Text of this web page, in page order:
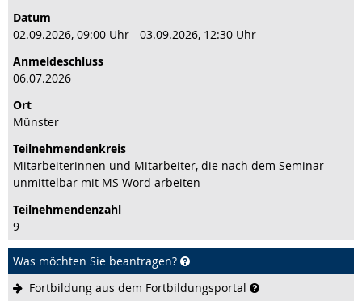
Datum
02.09.2026, 09:00 Uhr - 03.09.2026, 12:30 Uhr
Anmeldeschluss
06.07.2026
Ort
Münster
Teilnehmenden­kreis
Mitarbeiterinnen und Mitarbeiter, die nach dem Seminar
unmittelbar mit MS Word arbeiten
Teilnehmenden­zahl
9
Was möchten Sie beantragen?
Fortbildung aus dem Fortbildungsportal